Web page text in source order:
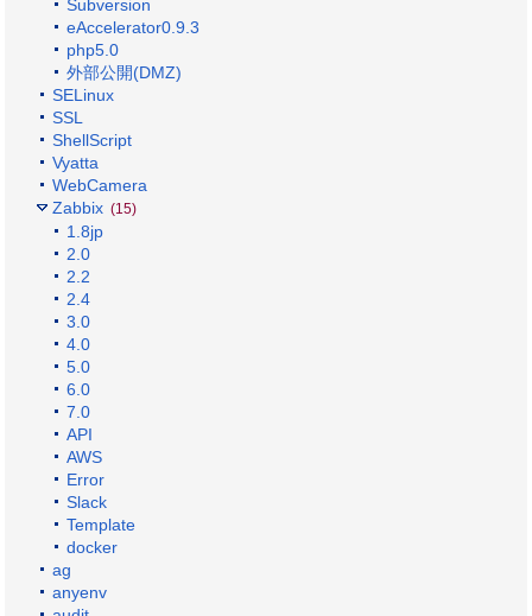
Subversion
eAccelerator0.9.3
php5.0
外部公開(DMZ)
SELinux
SSL
ShellScript
Vyatta
WebCamera
Zabbix (15)
1.8jp
2.0
2.2
2.4
3.0
4.0
5.0
6.0
7.0
API
AWS
Error
Slack
Template
docker
ag
anyenv